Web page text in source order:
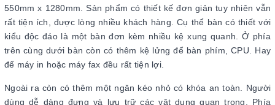
550mm x 1280mm. Sản phẩm có thiết kế đơn giản tuy nhiên vẫn
rất tiện ích, được lòng nhiều khách hàng. Cụ thể bàn có thiết với
kiểu độc đáo là một bàn đơn kèm nhiều kệ xung quanh. Ở phía
trên cùng dưới bàn còn có thêm kệ lửng để bàn phím, CPU. Hay
để máy in hoặc máy fax đều rất tiện lợi.
Ngoài ra còn có thêm một ngăn kéo nhỏ có khóa an toàn. Người
dùng dễ dàng đựng và lưu trữ các vật dụng quan trọng. Phía